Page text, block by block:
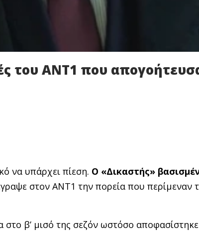
του ΑΝΤ1 που
να υπάρχει πίεση. Ο «Δικαστής»
στον ΑΝΤ1 την πορεία που περίμεναν
β’ μισό της σεζόν ωστόσο